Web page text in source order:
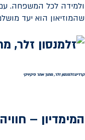
ולמידה לכל המשפחה. עם
שהמוזיאון הוא יעד
קרדיט:זלמנסון זלר, מתוך אתר פיקיויקי
המימדיון –